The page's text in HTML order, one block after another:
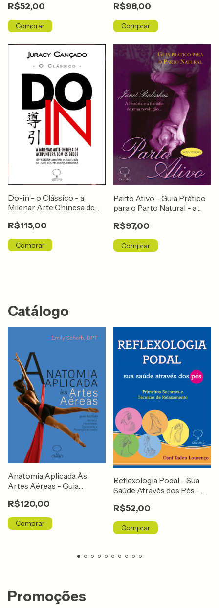
Técnicas de Relaxamento
R$52,00
Transtorno do Deficit de
Natureza
R$98,00
Do-in - o Clássico - a
Milenar Arte Chinesa de
Dedos
R$115,00
Parto Ativo - Guia Prático
para o Parto Natural - a
uma Revolução...
R$97,00
Catálogo
Anatomia Aplicada Às
Artes Aéreas - Guia
Flexibilidade, Treinamento
e Prevenção de Lesões
R$120,00
Reflexologia Podal - Sua
Saúde Através dos Pés -
Técnicas de Relaxamento
R$52,00
Promoções